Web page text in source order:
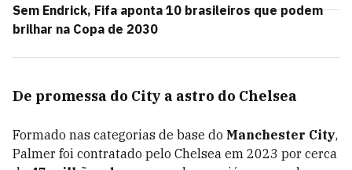
Sem Endrick, Fifa aponta 10 brasileiros que podem
brilhar na Copa de 2030
De promessa do City a astro do Chelsea
Formado nas categorias de base do Manchester City,
Palmer foi contratado pelo Chelsea em 2023 por cerca